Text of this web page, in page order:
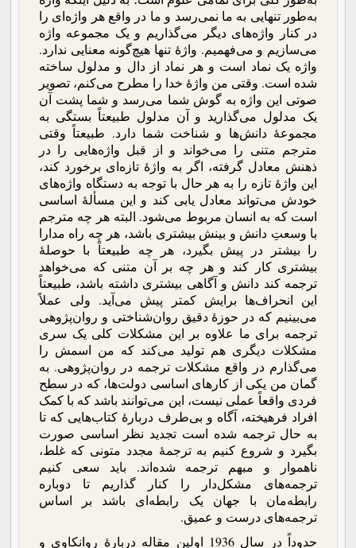
به‌طور تنهایی به ما نمی‌رسد و ما در واقع هر واژه‌ای را
در کنار واژه‌های دیگر می‌گذاریم و یک مجموعه واژه
می‌سازیم و می‌فهمیم. واژۀ تنها هیچ‌گونه معنایی ندارد.
واژه یک نماد است و هر نماد از دال و مدلول ساخته
شده است. وقتی من واژۀ خدا را مطرح می‌کنم، تصویر
صوتی این واژه به گوش شما می‌رسد و شما پشت آن
یک مدلول می‌گذارید و آن مدلول طبیعتاً بستگی به
مجموعۀ دانش‌ها و شناخت شما دارد. طبیعتاً وقتی
مترجم متنی را می‌خواند و از قبل واژه‌هایی را در
ذهنش معادل گرفته، اگر به واژۀ تازه‌ای برخورد کند،
این واژۀ تازه را به هر حال با توجه به دستگاه واژه‌های
خودش می‌تواند معادل یابی کند و این مسألۀ اساسی
است که به انسان مربوط می‌شود. البته هر چه مترجم
با وسعتِ دانش و بینش بیشتری باشد، هر چه راه مدارا
را بیشتر در پیش بگیرد، هر چه طبیعتاً با حوصلۀ
بیشتری کار کند و هر چه بر آن متنی که می‌خواهد
ترجمه کند دانش و آگاهی بیشتری داشته باشد، طبیعتاً
این انحراف‌ها برایش کمتر پیش می‌آید. ولی عملاً
می‌بینیم که در حوزۀ دقیق روان‌شناختی و روان‌پژوهی‌
ترجمه برای ما علاوه بر این مشکلات کلی یک سری
مشکلات دیگری هم تولید می‌کند که من اسمش را
می‌گذارم در واقع مشکلات ترجمه در روان‌پژوهی. به
گمان من یکی از کارهای اساسی دولت‌ها، که در سطح
فردی واقعاً عملی نیست، این می‌توانند باشد که با کمک
افراد فرهیخته، آگاه و بی‌طرف دربارۀ کتاب‌هایی که تا
به حال ترجمه شده است تجدید نظر اساسی صورت
بگیرد و شروع کنیم به ترجمۀ مجدد متونی که غلط،
ناهموار و مبهم ترجمه شده‌اند. باید سعی کنیم
ترجمه‌های مشکل‌دار را کنار گذاریم تا دوباره
رابطه‌مان با جهان یک رابطه‌ای باشد بر اساس
ترجمه‌های درست و عمیق.
حدوداً در سال 1936 اولین مقاله دربارۀ روانکاوی و